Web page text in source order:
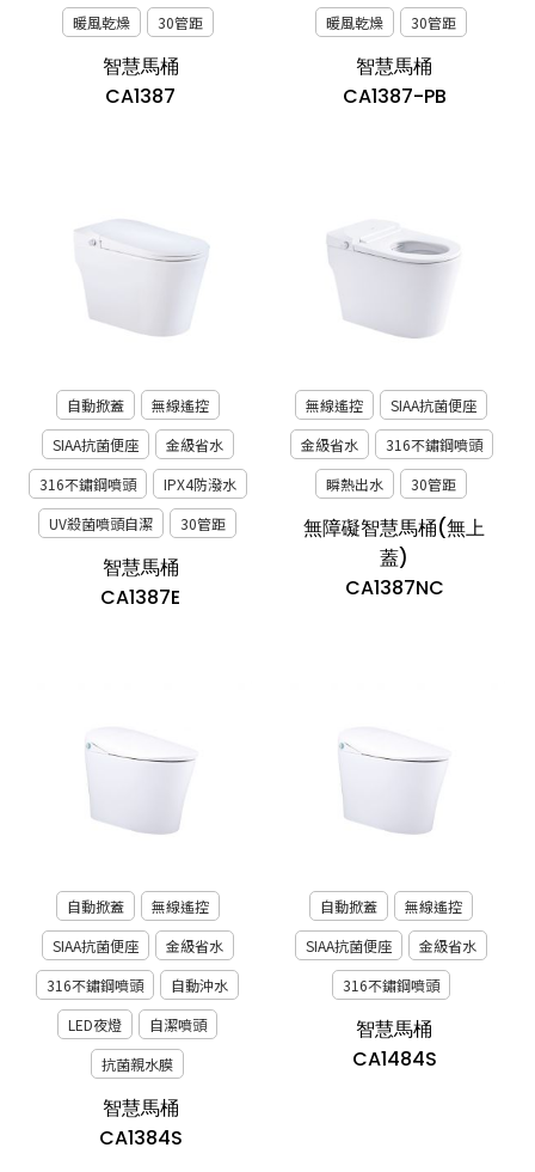
暖風乾燥
30管距
智慧馬桶
CA1387
暖風乾燥
30管距
智慧馬桶
CA1387-PB
自動掀蓋
無線遙控
SIAA抗菌便座
金級省水
316不鏽鋼噴頭
IPX4防潑水
UV殺菌噴頭自潔
30管距
智慧馬桶
CA1387E
無線遙控
SIAA抗菌便座
金級省水
316不鏽鋼噴頭
瞬熱出水
30管距
無障礙智慧馬桶(無上
蓋)
CA1387NC
自動掀蓋
無線遙控
SIAA抗菌便座
金級省水
316不鏽鋼噴頭
自動沖水
LED夜燈
自潔噴頭
抗菌親水膜
智慧馬桶
CA1384S
自動掀蓋
無線遙控
SIAA抗菌便座
金級省水
316不鏽鋼噴頭
智慧馬桶
CA1484S